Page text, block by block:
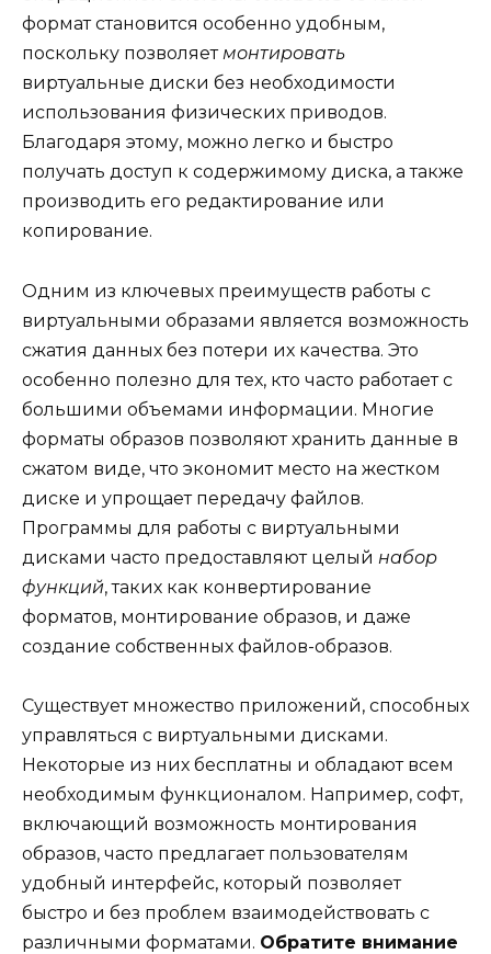
формат становится особенно удобным,
поскольку позволяетмонтировать
виртуальные диски без необходимости
использования физических приводов.
Благодаря этому, можно легко и быстро
получать доступ к содержимому диска, а также
производить его редактирование или
копирование.
Одним из ключевых преимуществ работы с
виртуальными образами является возможность
сжатия данных без потери их качества. Это
особенно полезно для тех, кто часто работает с
большими объемами информации. Многие
форматы образов позволяют хранить данные в
сжатом виде, что экономит место на жестком
диске и упрощает передачу файлов.
Программы для работы с виртуальными
дисками часто предоставляют целый набор
функций, таких как конвертирование
форматов, монтирование образов, и даже
создание собственных файлов-образов.
Существует множество приложений, способных
управляться с виртуальными дисками.
Некоторые из них бесплатны и обладают всем
необходимым функционалом. Например, софт,
включающий возможность монтирования
образов, часто предлагает пользователям
удобный интерфейс, который позволяет
быстро и без проблем взаимодействовать с
различными форматами. Обратите внимание